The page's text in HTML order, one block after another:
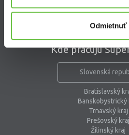
Odmietnuť
Kde pracujú
Slovenská
Bratislavský
Banskobystrický
Trnavský kraj
Prešovský kraj
Žilinský kraj